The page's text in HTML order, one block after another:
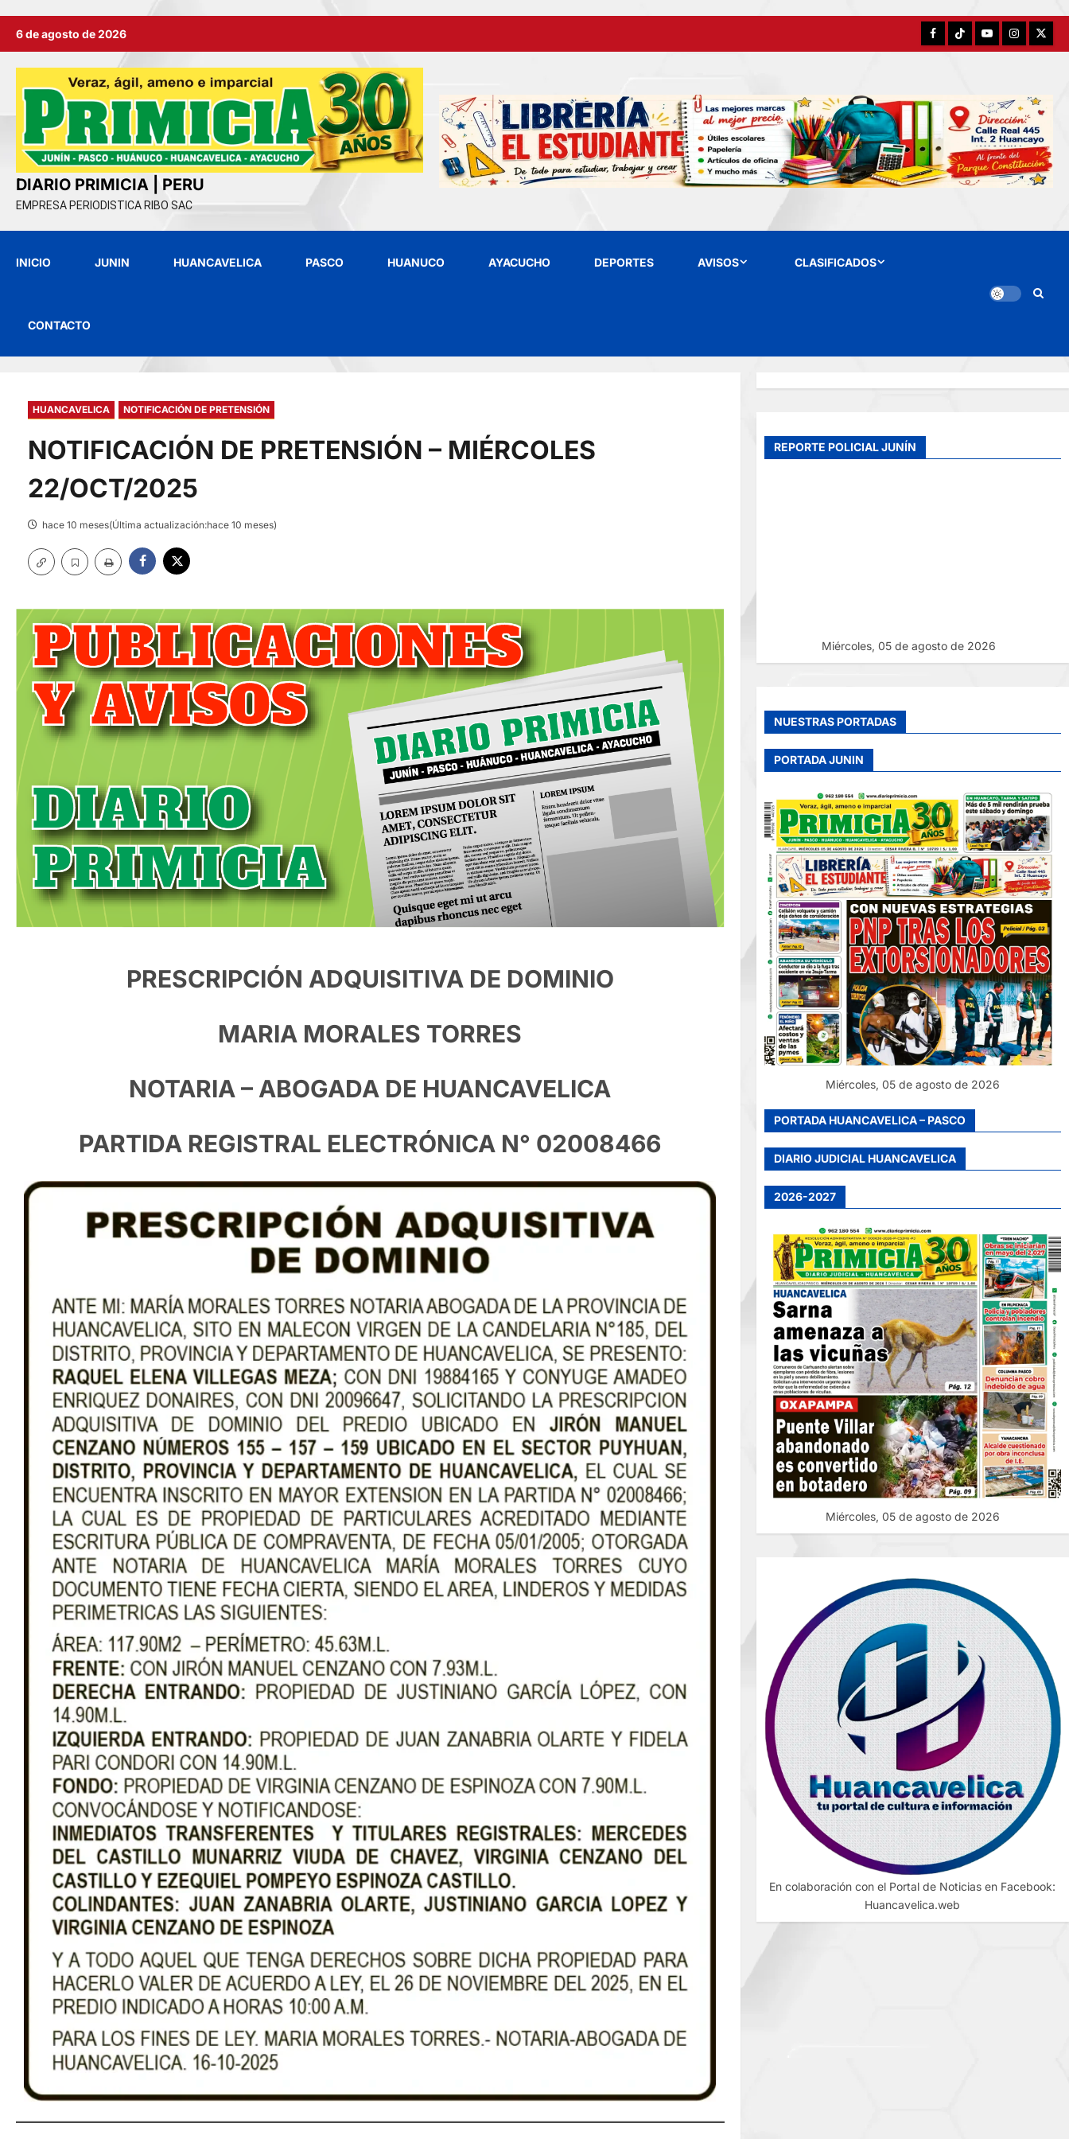
6 de agosto de 2026 FacebookTikTokYouTubeInstagram
X
DIARIO PRIMICIA | PERU
EMPRESA PERIODISTICA RIBO SAC
INICIO JUNIN HUANCAVELICA PASCO HUANUCO AYACUCHO DEPORTES AVISOS CLASIFICADOS
CONTACTO
HUANCAVELICA NOTIFICACIÓN DE PRETENSIÓN
NOTIFICACIÓN DE PRETENSIÓN – MIÉRCOLES
22/OCT/2025
hace 10 meses(Última actualización:hace 10 meses)
PRESCRIPCIÓN ADQUISITIVA DE DOMINIO
MARIA MORALES TORRES
NOTARIA – ABOGADA DE HUANCAVELICA
PARTIDA REGISTRAL ELECTRÓNICA N° 02008466
REPORTE POLICIAL JUNÍN
Miércoles, 05 de agosto de 2026
NUESTRAS PORTADAS
PORTADA JUNIN
Miércoles, 05 de agosto de 2026
PORTADA HUANCAVELICA – PASCO
DIARIO JUDICIAL HUANCAVELICA
2026-2027
Miércoles, 05 de agosto de 2026
En colaboración con el Portal de Noticias en Facebook:
Huancavelica.web